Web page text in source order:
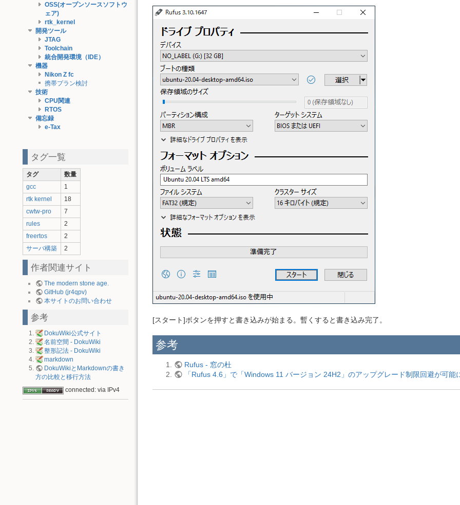
OSS(オープンソースソフトウ
ェア)
rtk_kernel
開発ツール
JTAG
Toolchain
統合開発環境（IDE）
機器
Nikon Z fc
携帯プラン検討
技術
CPU関連
RTOS
備忘録
e-Tax
タグ一覧
タグ
数量
gcc
1
rtk kernel
18
cwtw-pro
7
rules
2
freertos
2
サーバ構築
2
作者関連サイト
The modern stone age.
GitHub (jr4qpv)
本サイトのお問い合わせ
参考
DokuWiki公式サイト
名前空間 - DokuWiki
整形記法 - DokuWiki
markdown
DokuWikiとMarkdownの書き
方の比較と移行方法
connected: via IPv4
[スタート]ボタンを押すと書き込みが始まる。暫くすると書き込み完了。
参考
Rufus - 窓の杜
「Rufus 4.6」で「Windows 11 バージョン 24H2」のアップグレード制限回避が可能